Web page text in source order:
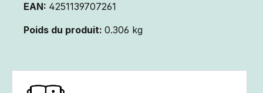
EAN: 4251139707261
Poids du produit: 0.306 kg